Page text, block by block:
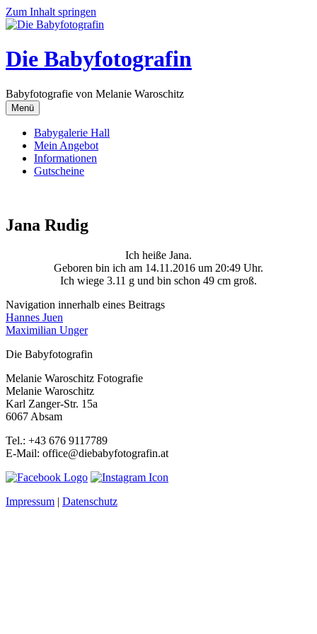
Zum Inhalt springen
Die Babyfotografin
Babyfotografie von Melanie Waroschitz
Menü
Babygalerie Hall
Mein Angebot
Informationen
Gutscheine
Jana Rudig
Ich heiße Jana.
Geboren bin ich am 14.11.2016 um 20:49 Uhr.
Ich wiege 3.11 g und bin schon 49 cm groß.
Navigation innerhalb eines Beitrags
Hannes Juen
Maximilian Unger
Die Babyfotografin
Melanie Waroschitz Fotografie
Melanie Waroschitz
Karl Zanger-Str. 15a
6067 Absam
Tel.: +43 676 9117789
E-Mail: office@diebabyfotografin.at
Impressum | Datenschutz